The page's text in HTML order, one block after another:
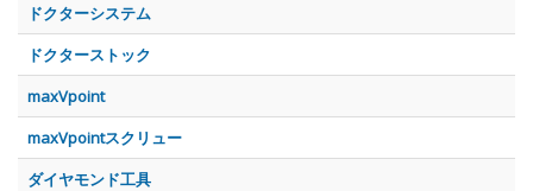
ドクターシステム
ドクターストック
maxVpoint
maxVpointスクリュー
ダイヤモンド工具